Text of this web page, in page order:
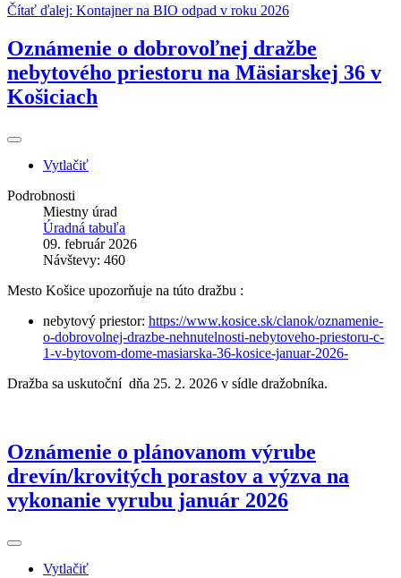
Čítať ďalej: Kontajner na BIO odpad v roku 2026
Oznámenie o dobrovoľnej dražbe
nebytového priestoru na Mäsiarskej 36 v
Košiciach
Vytlačiť
Podrobnosti
Miestny úrad
Úradná tabuľa
09. február 2026
Návštevy: 460
Mesto Košice upozorňuje na túto dražbu :
nebytový priestor: https://www.kosice.sk/clanok/oznamenie-
o-dobrovolnej-drazbe-nehnutelnosti-nebytoveho-priestoru-c-
1-v-bytovom-dome-masiarska-36-kosice-januar-2026-
Dražba sa uskutoční dňa 25. 2. 2026 v sídle dražobníka.
Oznámenie o plánovanom výrube
drevín/krovitých porastov a výzva na
vykonanie vyrubu január 2026
Vytlačiť